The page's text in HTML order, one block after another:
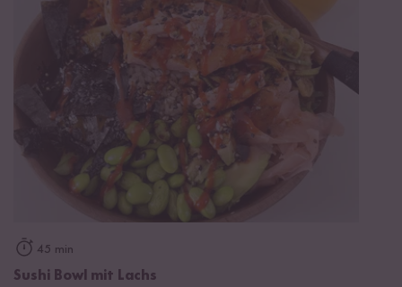
45 min
Sushi Bowl mit Lachs